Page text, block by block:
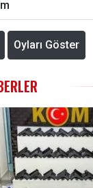
Oyları Göster